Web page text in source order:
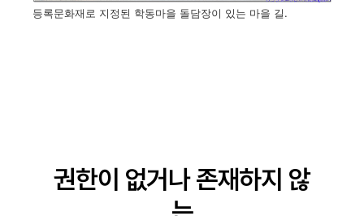
등록문화재로 지정된 학동마을 돌담장이 있는 마을 길.